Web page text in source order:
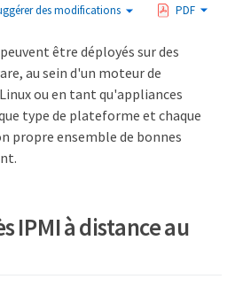
des modifications PDF
être déployés sur des
au sein d'un moteur de
ou en tant qu'appliances
type de plateforme et chaque
propre ensemble de bonnes
IPMI à distance au